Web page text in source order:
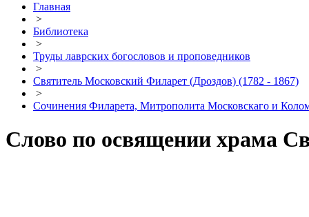
Главная
>
Библиотека
>
Труды лаврских богословов и проповедников
>
Святитель Московский Филарет (Дроздов) (1782 - 1867)
>
Сочинения Филарета, Митрополита Московскаго и
Слово по освящении храма